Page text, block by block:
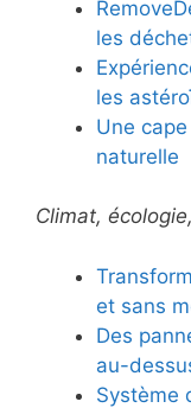
les
les
Une
naturelle
Climat,
et sans
Des
au-
Système